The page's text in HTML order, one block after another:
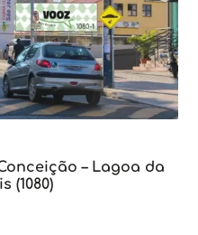
– Lagoa da
(1080)